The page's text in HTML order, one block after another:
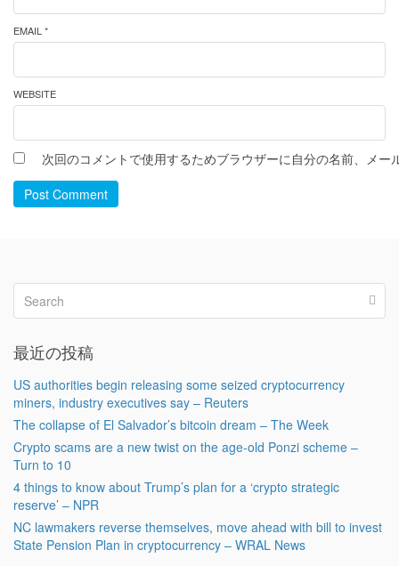
EMAIL *
WEBSITE
次回のコメントで使用するためブラウザーに自分の名前、メー
Post Comment
最近の投稿
US authorities begin releasing some seized cryptocurrency
miners, industry executives say – Reuters
The collapse of El Salvador’s bitcoin dream – The Week
Crypto scams are a new twist on the age-old Ponzi scheme –
Turn to 10
4 things to know about Trump’s plan for a ‘crypto strategic
reserve’ – NPR
NC lawmakers reverse themselves, move ahead with bill to invest
State Pension Plan in cryptocurrency – WRAL News